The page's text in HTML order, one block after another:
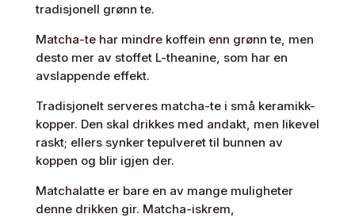
tradisjonell grønn te.
Matcha-te har mindre koffein enn grønn te, men
desto mer av stoffet L-theanine, som har en
avslappende effekt.
Tradisjonelt serveres matcha-te i små keramikk-
kopper. Den skal drikkes med andakt, men likevel
raskt; ellers synker tepulveret til bunnen av
koppen og blir igjen der.
Matchalatte er bare en av mange muligheter
denne drikken gir. Matcha-iskrem,